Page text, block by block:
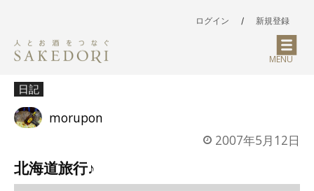
ログイン / 新規登録
MENU
日記
morupon
2007年5月12日
北海道旅行♪